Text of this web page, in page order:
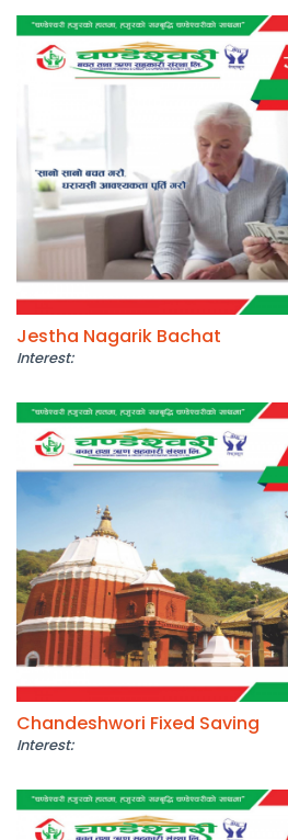
Jestha Nagarik Bachat
Interest:
Chandeshwori Fixed Saving
Interest: